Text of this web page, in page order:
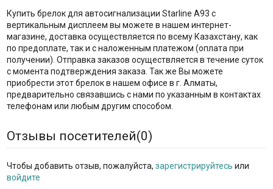
Купить брелок для автосигнализации Starline A93 с
вертикальным дисплеем вы можете в нашем интернет-
магазине, доставка осуществляется по всему Казахстану, как
по предоплате, так и с наложенным платежом (оплата при
получении). Отправка заказов осуществляется в течение суток
с момента подтверждения заказа. Так же Вы можете
приобрести этот брелок в нашем офисе в г. Алматы,
предварительно связавшись с нами по указанным в контактах
телефонам или любым другим способом.
Отзывы посетителей(0)
Чтобы добавить отзыв, пожалуйста, зарегистрируйтесь или
войдите